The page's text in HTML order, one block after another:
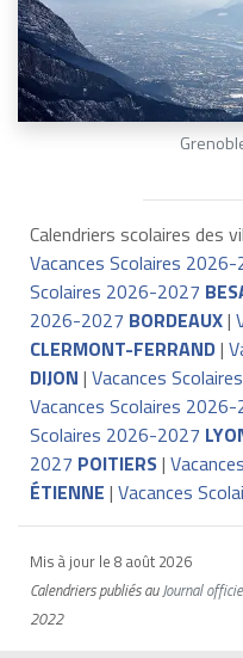
Calendriers scolaires des
Vacances Scolaires
Scolaires 2026-2027
2026-2027 BORDEAUX|
CLERMONT-FERRAND|
DIJON | Vacances
Vacances Scolaires
Scolaires 2026-2027
2027 POITIERS|
ÉTIENNE | Vacances
Mis à jour le 8 août 2026
Calendriers publiés auJournal
2022